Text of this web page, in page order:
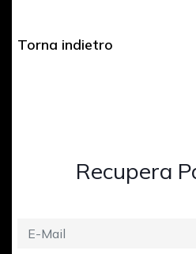
Torna indietro
Recupera